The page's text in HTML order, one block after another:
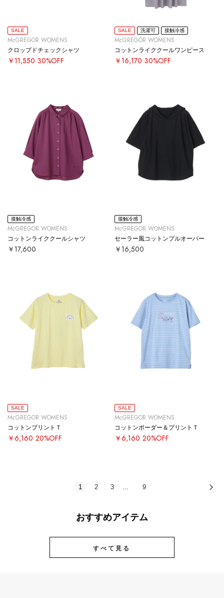
SALE
McGREGOR WOMENS
クロップドチェックシャツ
￥11,550 30%OFF
SALE 洗濯可 接触冷感
McGREGOR WOMENS
コットンライククールワンピース
￥16,170 30%OFF
接触冷感
McGREGOR WOMENS
コットンライククールシャツ
￥17,600
接触冷感
McGREGOR WOMENS
セーラー風コットンプルオーバー
￥16,500
SALE
McGREGOR WOMENS
コットンプリントＴ
￥6,160 20%OFF
SALE
McGREGOR WOMENS
コットンボーダー＆プリントＴ
￥6,160 20%OFF
1 2 3 … 9
おすすめアイテム
すべて見る